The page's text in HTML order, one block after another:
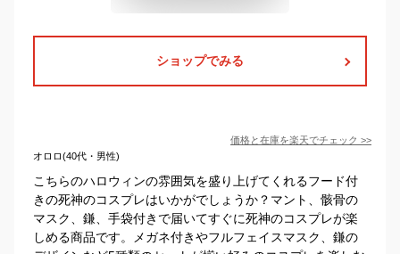
ショップでみる
価格と在庫を楽天でチェック >>
オロロ(40代・男性)
こちらのハロウィンの雰囲気を盛り上げてくれるフード付
きの死神のコスプレはいかがでしょうか？マント、骸骨の
マスク、鎌、手袋付きで届いてすぐに死神のコスプレが楽
しめる商品です。メガネ付きやフルフェイスマスク、鎌の